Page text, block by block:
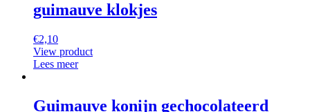
guimauve klokjes
€2,10
View product
Lees meer
Guimauve konijn gechocolateerd